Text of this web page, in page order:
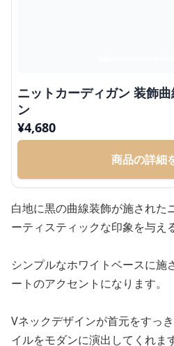
ニットカーディガン 装飾
ン
¥4,680
商品の詳細
白地に黒の曲線装飾が施された
ーティスティックな印象を与え
シンプルなホワイトベースに施
ートのアクセントになります。
Vネックデザインが首元をすっ
イルをモダンに演出してくれます